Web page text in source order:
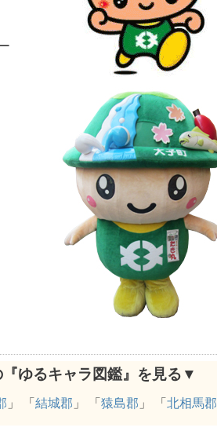
ゆるキャラ図鑑』を見る▼
」 「 結城郡 」 「 猿島郡 」 「 北相馬郡